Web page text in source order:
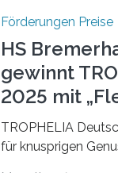
Förderungen Preise
HS
gewinnt
2025 mit
TROPHELIA
für knusprigen